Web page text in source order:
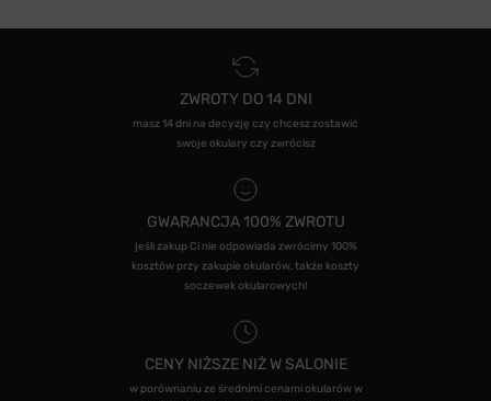
ZWROTY DO 14 DNI
masz 14 dni na decyzję czy chcesz zostawić
swoje okulary czy zwrócisz
GWARANCJA 100% ZWROTU
jeśli zakup Ci nie odpowiada zwrócimy 100%
kosztów przy zakupie okularów, także koszty
soczewek okularowych!
CENY NIŻSZE NIŻ W SALONIE
w porównaniu ze średnimi cenami okularów w